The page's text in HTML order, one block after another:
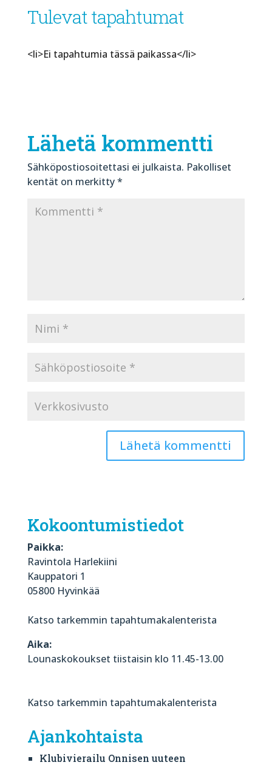
Tulevat tapahtumat
<li>Ei tapahtumia tässä paikassa</li>
Lähetä kommentti
Sähköpostiosoitettasi ei julkaista. Pakolliset
kentät on merkitty*
Kokoontumistiedot
Paikka:
Ravintola Harlekiini
Kauppatori 1
05800 Hyvinkää
Katso tarkemmin tapahtumakalenterista
Aika:
Lounaskokoukset tiistaisin klo 11.45-13.00
Katso tarkemmin tapahtumakalenterista
Ajankohtaista
Klubivierailu Onnisen uuteen